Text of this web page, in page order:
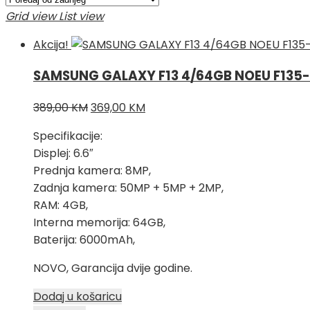
Grid view List view
Akcija!
SAMSUNG GALAXY F13 4/64GB NOEU
389,00KMIzvorna
bila
389,00 KM.
369,00 KMTrenutna
Specifikacije:
Displej: 6.6″
Prednja kamera: 8MP,
Zadnja kamera: 50MP + 5MP + 2MP,
RAM: 4GB,
Interna memorija: 64GB,
Baterija: 6000mAh,
NOVO, Garancija dvije godine.
Dodaj u košaricu